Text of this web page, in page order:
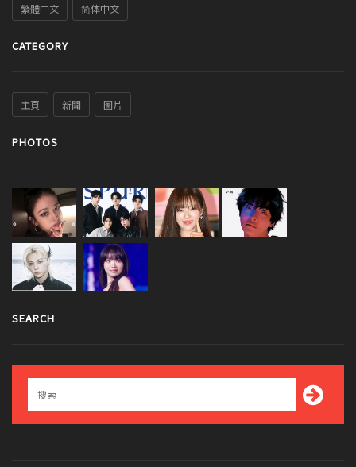
繁體中文 简体中文
CATEGORY
主頁 新聞 圖片
PHOTOS
SEARCH